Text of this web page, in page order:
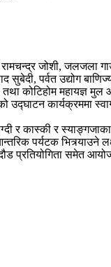
जोशी,
पर्वत उद्योग
कोटिहोम
उद्घाटन कार्यक्रममा
र कास्की र
पर्यटक
प्रतियोगिता समेत